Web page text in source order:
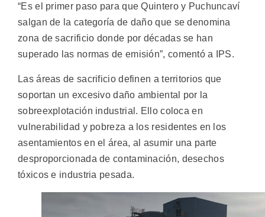
“Es el primer paso para que Quintero y Puchuncaví
salgan de la categoría de daño que se denomina
zona de sacrificio donde por décadas se han
superado las normas de emisión”, comentó a IPS.
Las áreas de sacrificio definen a territorios que
soportan un excesivo daño ambiental por la
sobreexplotación industrial. Ello coloca en
vulnerabilidad y pobreza a los residentes en los
asentamientos en el área, al asumir una parte
desproporcionada de contaminación, desechos
tóxicos e industria pesada.